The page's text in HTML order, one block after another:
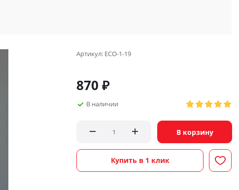
Артикул: ECO-1-19
870 ₽
В наличии
В корзину
Купить в 1 клик